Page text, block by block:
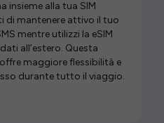
insieme alla tua SIM
di mantenere attivo il tuo
mentre utilizzi la eSIM
all’estero. Questa
maggiore flessibilità e
durante tutto il viaggio.